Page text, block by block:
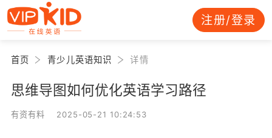
注册/登录
首页 青少儿英语知识 详情
思维导图如何优化英语学习路径
有资有料 2025-05-21 10:24:53